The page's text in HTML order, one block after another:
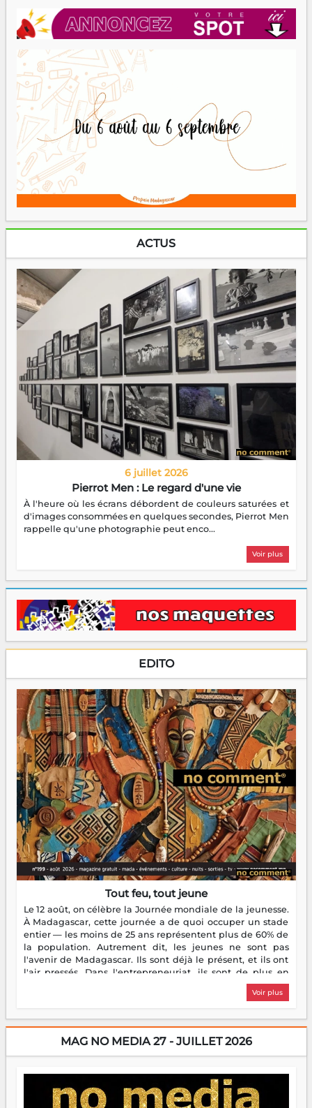
ACTUS
6 juillet 2026
Pierrot Men : Le regard d'une vie
À l'heure où les écrans débordent de couleurs saturées et
d'images consommées en quelques secondes, Pierrot Men
rappelle qu'une photographie peut enco...
Voir plus
EDITO
Tout feu, tout jeune
Le 12 août, on célèbre la Journée mondiale de la jeunesse.
À Madagascar, cette journée a de quoi occuper un stade
entier — les moins de 25 ans représentent plus de 60% de
la population. Autrement dit, les jeunes ne sont pas
l'avenir de Madagascar. Ils sont déjà le présent, et ils ont
l'air pressés. Dans l'entrepreneuriat, ils sont de plus en
plus nombreux à se lancer, à créer, à risquer — souvent
sans filet, souvent sans aide, mais toujours avec cette
dorment vraiment la nuit. En culture, les nouvelles sont
encore meilleures. Aina Rasamoelina vient de décrocher le
Prix RFI Instrumental Afrique. Miangaly Elia rafle le Prix
jeunes qui tiennent la torche. Alors oui, on pourrait
s'arrêter là, applaudir et rentrer chez soi satisfait. Mais ce
serait passer à côté d'une chose essentielle. La fougue, ça
Voir plus
MAG NO MEDIA 27 - JUILLET 2026